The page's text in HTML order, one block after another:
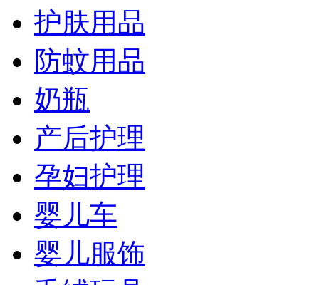
护肤用品
防蚊用品
奶瓶
产后护理
孕妇护理
婴儿车
婴儿服饰